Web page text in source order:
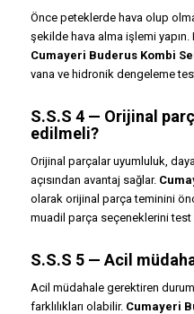
Önce peteklerde hava olup
şekilde hava alma işlemi
Cumayeri Buderus Kombi
vana ve hidronik dengeleme
S.S.S 4 — Orijinal
edilmeli?
Orijinal parçalar uyumluluk,
açısından avantaj sağlar.
olarak orijinal parça teminini
muadil parça seçeneklerini test
S.S.S 5 — Acil
Acil müdahale gerektiren
farklılıkları olabilir. Cumayeri